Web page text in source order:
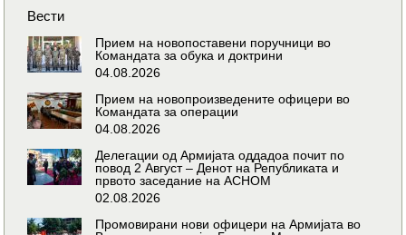
Вести
Прием на новопоставени поручници во
Командата за обука и доктрини
04.08.2026
Прием на новопроизведените офицери во
Командата за операции
04.08.2026
Делегации од Армијата оддадоа почит по
повод 2 Август – Денот на Републиката и
првото заседание на АСНОМ
02.08.2026
Промовирани нови офицери на Армијата во